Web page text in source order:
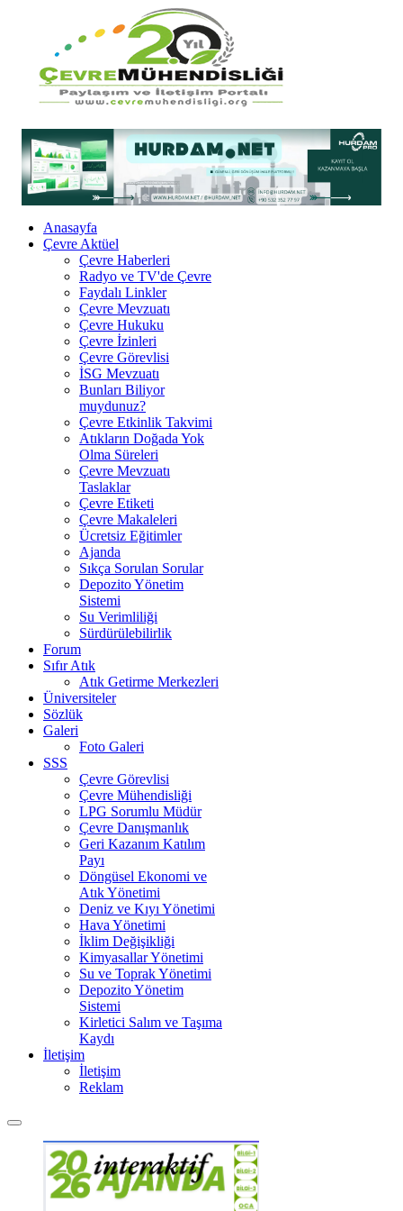
Anasayfa
Çevre Aktüel
Çevre Haberleri
Radyo ve TV'de Çevre
Faydalı Linkler
Çevre Mevzuatı
Çevre Hukuku
Çevre İzinleri
Çevre Görevlisi
İSG Mevzuatı
Bunları Biliyor
muydunuz?
Çevre Etkinlik Takvimi
Atıkların Doğada Yok
Olma Süreleri
Çevre Mevzuatı
Taslaklar
Çevre Etiketi
Çevre Makaleleri
Ücretsiz Eğitimler
Ajanda
Sıkça Sorulan Sorular
Depozito Yönetim
Sistemi
Su Verimliliği
Sürdürülebilirlik
Forum
Sıfır Atık
Atık Getirme Merkezleri
Üniversiteler
Sözlük
Galeri
Foto Galeri
SSS
Çevre Görevlisi
Çevre Mühendisliği
LPG Sorumlu Müdür
Çevre Danışmanlık
Geri Kazanım Katılım
Payı
Döngüsel Ekonomi ve
Atık Yönetimi
Deniz ve Kıyı Yönetimi
Hava Yönetimi
İklim Değişikliği
Kimyasallar Yönetimi
Su ve Toprak Yönetimi
Depozito Yönetim
Sistemi
Kirletici Salım ve Taşıma
Kaydı
İletişim
İletişim
Reklam